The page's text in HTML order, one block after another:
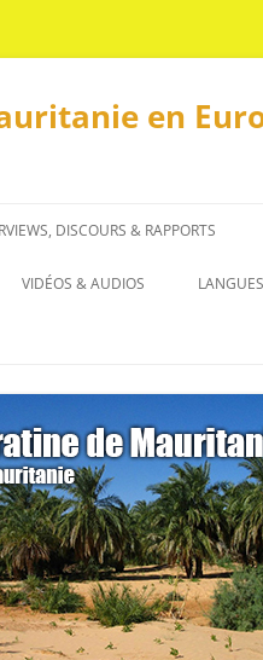
en
DISCOURS & RAPPORTS
VIDÉOS & AUDIOS LANGUES